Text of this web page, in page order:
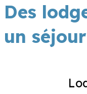
Des
un